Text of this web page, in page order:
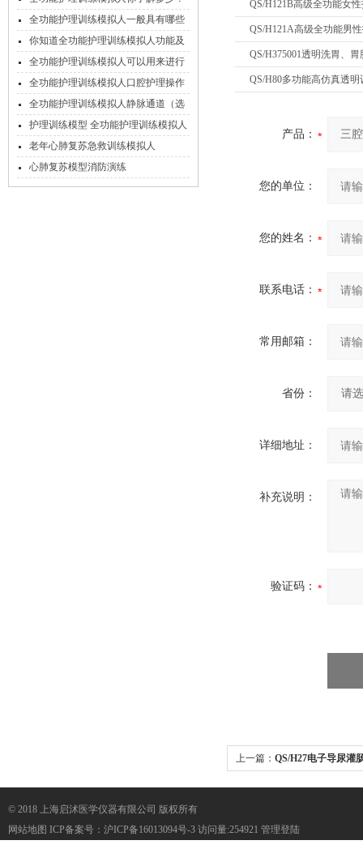
QS/H121B高级全功能女
QS/H121A高级全功能男
QS/H375001透明洗胃、
QS/H80多功能高仿真透
产品：
您的单位：
您的姓名：
联系电话：
常用邮箱：
省份：
详细地址：
补充说明：
验证码：
上一篇： QS/H27电子导尿灌
这些护理常识你要了解
全功能护理训练模拟人一般具有哪些
基础的临床护理技能？
你知道全功能护理训练模拟人功能及
适用范围有哪些吗？
全功能护理训练模拟人可以用来进行
洗胃工作你知道吗
全功能护理训练模拟人口腔护理操作
流程说明
全功能护理训练模拟人静脉通道（选
配组件）
护理训练模型 全功能护理训练模拟人
老年心肺复苏急救训练模拟人
心肺复苏模型消防演练
© 2018 上海启沭医学仪器有限公司 版权所有
网站地图 ICP备案号： 沪ICP备16013094号-3 访问量:254921 管理登陆